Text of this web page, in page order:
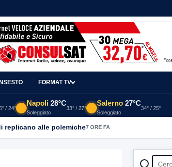
FORMAT TV
/ 24°
Napoli 28°C
Soleggiato
33° / 27°
Salerno 27°C
Soleggiato
34° / 25°
replicano alle polemiche7 ORE FA
CERCA